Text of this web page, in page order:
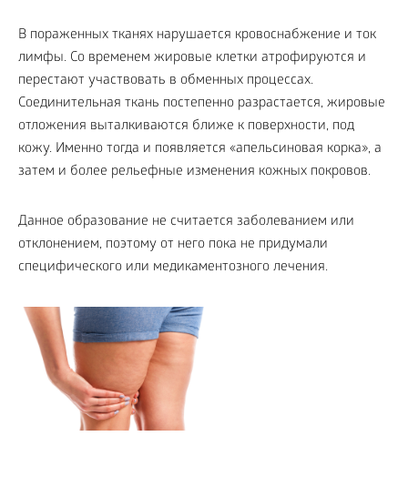
В пораженных тканях нарушается кровоснабжение и ток
лимфы. Со временем жировые клетки атрофируются и
перестают участвовать в обменных процессах.
Соединительная ткань постепенно разрастается, жировые
отложения выталкиваются ближе к поверхности, под
кожу. Именно тогда и появляется «апельсиновая корка», а
затем и более рельефные изменения кожных покровов.
Данное образование не считается заболеванием или
отклонением, поэтому от него пока не придумали
специфического или медикаментозного лечения.